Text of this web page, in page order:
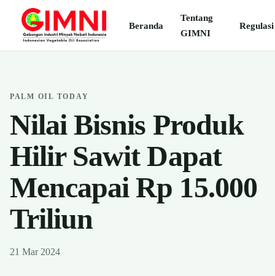
Beranda
Tentang
GIMNI
Regulasi
PALM OIL TODAY
Nilai Bisnis Produk
Hilir Sawit Dapat
Mencapai Rp 15.000
Triliun
21 Mar 2024